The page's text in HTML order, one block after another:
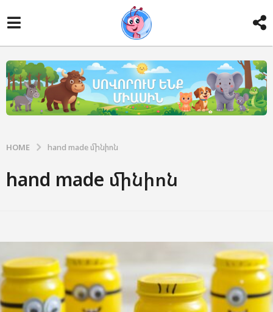
HOME hand made մինիոն
hand made մինիոն